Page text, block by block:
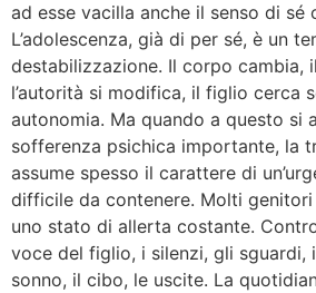
ad esse vacilla anche il senso di sé
L’adolescenza, già di per sé, è un
destabilizzazione. Il corpo cambia,
l’autorità si modifica, il figlio cerca
autonomia. Ma quando a questo si
sofferenza psichica importante, la
assume spesso il carattere di
difficile da contenere. Molti
uno stato di allerta costante.
voce del figlio, i silenzi, gli sguardi,
sonno, il cibo, le uscite. La